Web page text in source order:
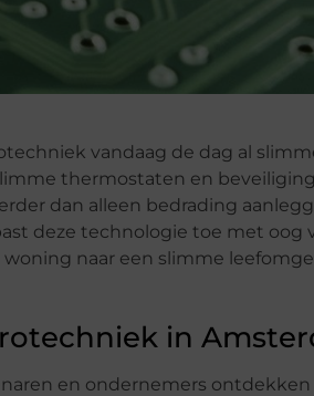
vandaag de dag al
thermostaten en
dan alleen bedrading
deze technologie toe met oog
naar een slimme
in
en ondernemers